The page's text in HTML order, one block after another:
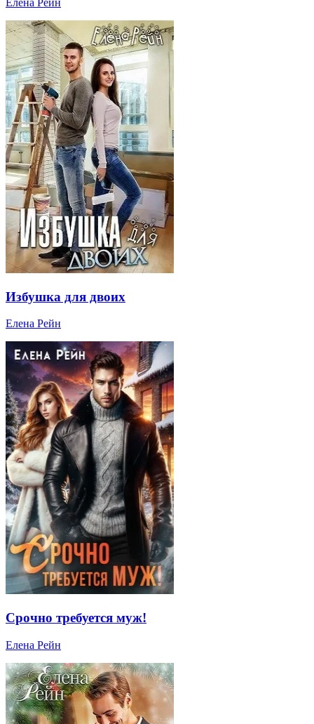
Избушка для двоих
Елена Рейн
Срочно требуется муж!
Елена Рейн